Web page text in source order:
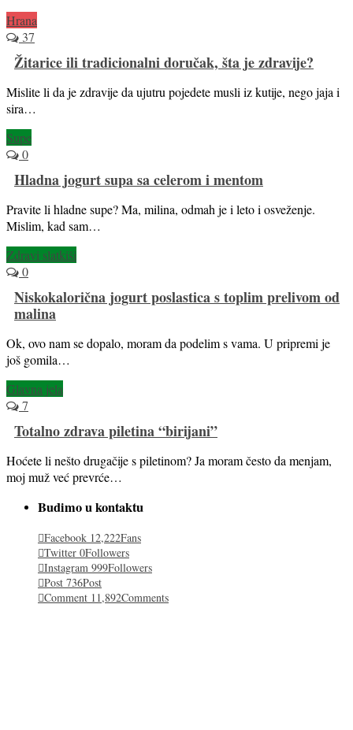
Hrana
37
Žitarice ili tradicionalni doručak, šta je zdravije?
Mislite li da je zdravije da ujutru pojedete musli iz kutije, nego jaja i
sira…
Supe
0
Hladna jogurt supa sa celerom i mentom
Pravite li hladne supe? Ma, milina, odmah je i leto i osveženje.
Mislim, kad sam…
Zdravi slatkiši
0
Niskokalorična jogurt poslastica s toplim prelivom od
malina
Ok, ovo nam se dopalo, moram da podelim s vama. U pripremi je
još gomila…
Glavna jela
7
Totalno zdrava piletina “birijani”
Hoćete li nešto drugačije s piletinom? Ja moram često da menjam,
moj muž već prevrće…
Budimo u kontaktu
Facebook 12,222Fans
Twitter 0Followers
Instagram 999Followers
Post 736Post
Comment 11,892Comments